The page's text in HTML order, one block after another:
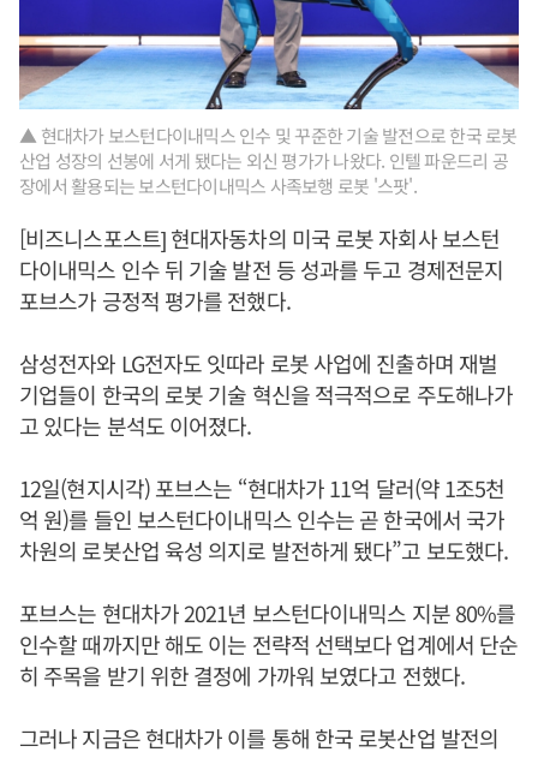
▲ 현대차가 보스턴다이내믹스 인수 및 꾸준한 기술 발전으로 한국 로봇
산업 성장의 선봉에 서게 됐다는 외신 평가가 나왔다. 인텔 파운드리 공
장에서 활용되는 보스턴다이내믹스 사족보행 로봇 '스팟'.
[비즈니스포스트] 현대자동차의 미국 로봇 자회사 보스턴
다이내믹스 인수 뒤 기술 발전 등 성과를 두고 경제전문지
포브스가 긍정적 평가를 전했다.
삼성전자와 LG전자도 잇따라 로봇 사업에 진출하며 재벌
기업들이 한국의 로봇 기술 혁신을 적극적으로 주도해나가
고 있다는 분석도 이어졌다.
12일(현지시각) 포브스는 “현대차가 11억 달러(약 1조5천
억 원)를 들인 보스턴다이내믹스 인수는 곧 한국에서 국가
차원의 로봇산업 육성 의지로 발전하게 됐다”고 보도했다.
포브스는 현대차가 2021년 보스턴다이내믹스 지분 80%를
인수할 때까지만 해도 이는 전략적 선택보다 업계에서 단순
히 주목을 받기 위한 결정에 가까워 보였다고 전했다.
그러나 지금은 현대차가 이를 통해 한국 로봇산업 발전의